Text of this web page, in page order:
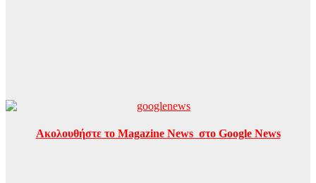
Ακολουθήστε το Magazine News στο Google News